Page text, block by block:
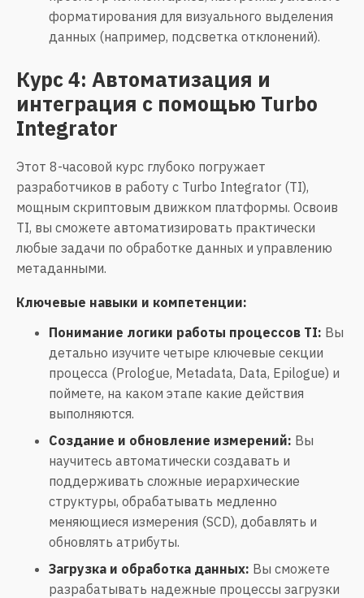
форматирования для визуального выделения
данных (например, подсветка отклонений).
Курс 4: Автоматизация и
интеграция с помощью Turbo
Integrator
Этот 8-часовой курс глубоко погружает
разработчиков в работу с Turbo Integrator (TI),
мощным скриптовым движком платформы. Освоив
TI, вы сможете автоматизировать практически
любые задачи по обработке данных и управлению
метаданными.
Ключевые навыки и компетенции:
Понимание логики работы процессов TI: Вы
детально изучите четыре ключевые секции
процесса (Prologue, Metadata, Data, Epilogue) и
поймете, на каком этапе какие действия
выполняются.
Создание и обновление измерений: Вы
научитесь автоматически создавать и
поддерживать сложные иерархические
структуры, обрабатывать медленно
меняющиеся измерения (SCD), добавлять и
обновлять атрибуты.
Загрузка и обработка данных: Вы сможете
разрабатывать надежные процессы загрузки